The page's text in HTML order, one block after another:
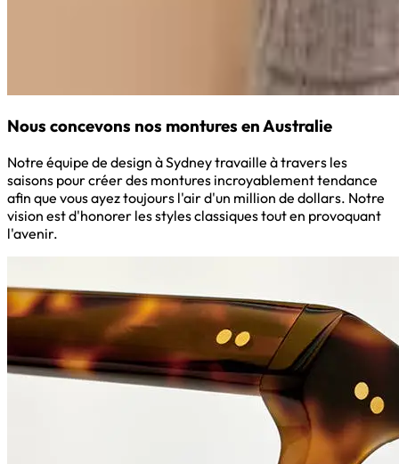
Nous concevons nos montures en Australie
Notre équipe de design à Sydney travaille à travers les
saisons pour créer des montures incroyablement tendance
afin que vous ayez toujours l'air d'un million de dollars. Notre
vision est d'honorer les styles classiques tout en provoquant
l'avenir.